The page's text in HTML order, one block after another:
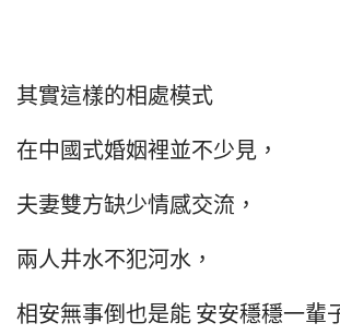
其實這樣的相處模式
在中國式婚姻裡並不少見，
夫妻雙方缺少情感交流，
兩人井水不犯河水，
相安無事倒也是能 安安穩穩一輩